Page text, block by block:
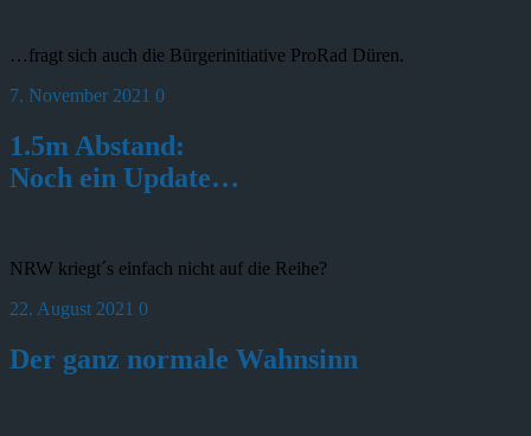
…fragt sich auch die Bürgerinitiative ProRad Düren.
7. November 2021 0
1.5m Abstand:
Noch ein Update…
NRW kriegt´s einfach nicht auf die Reihe?
22. August 2021 0
Der ganz normale Wahnsinn